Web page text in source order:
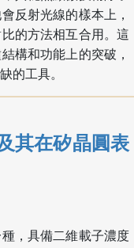
反射光線的樣本上，
的方法相互合用。這
構和功能上的突破，
的工具。
其在矽晶圓表
，具備二維載子濃度